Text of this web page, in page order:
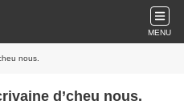
MENU
nous.
d’cheu nous.